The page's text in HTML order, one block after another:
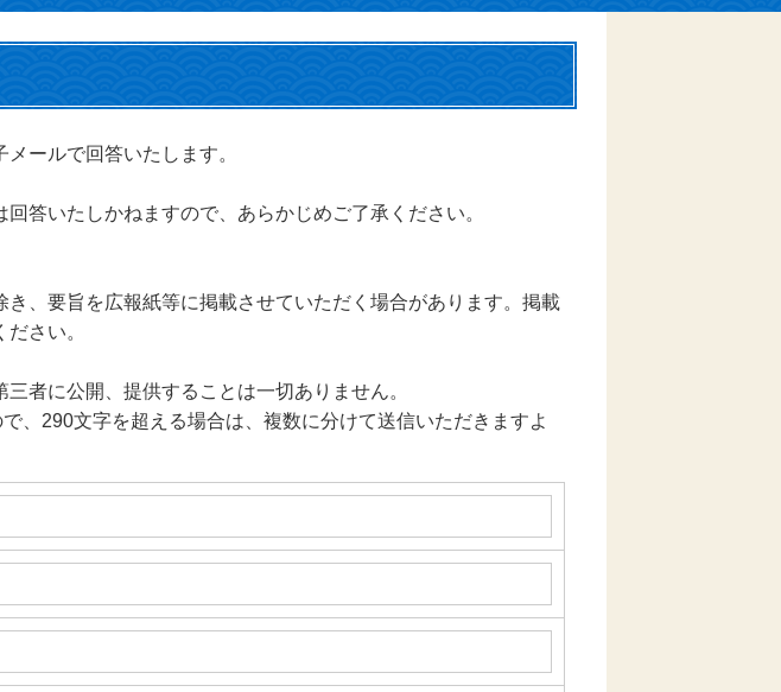
ールで回答いたします。
答いたしかねますので、あらかじめご了承ください。
、要旨を広報紙等に掲載させていただく場合があります。掲載
さい。
者に公開、提供することは一切ありません。
、290文字を超える場合は、複数に分けて送信いただきますよ